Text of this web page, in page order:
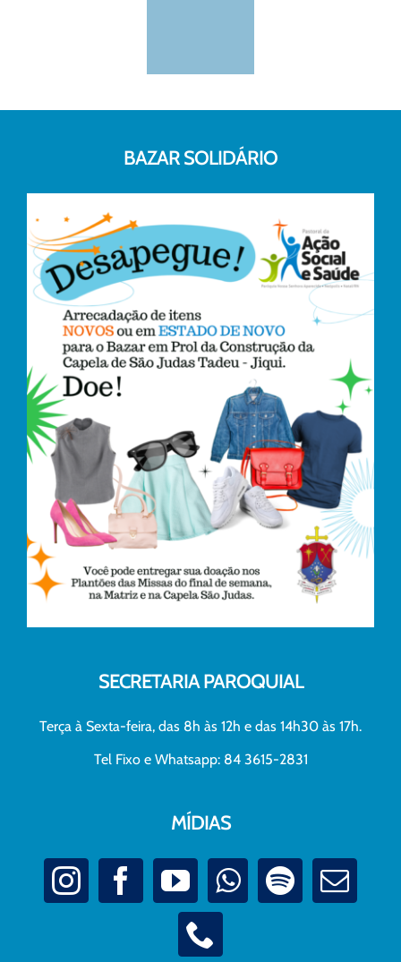
BAZAR SOLIDÁRIO
SECRETARIA PAROQUIAL
Terça à Sexta-feira, das 8h às 12h e das 14h30 às 17h.
Tel Fixo e Whatsapp: 84 3615-2831
MÍDIAS